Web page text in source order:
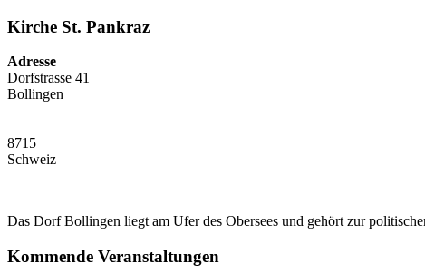
Kirche St. Pankraz
Adresse
Dorfstrasse 41
Bollingen
8715
Schweiz
Das Dorf Bollingen liegt am Ufer des Obersees und gehört zur
Kommende Veranstaltungen